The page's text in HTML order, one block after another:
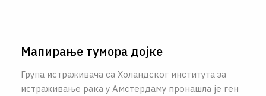
Maпирање тумора дојке
Група истраживача са Холандског института за
истраживање рака у Амстердаму пронашла је ген